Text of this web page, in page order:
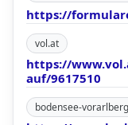
https://
vol.at
https://
auf/9617510
bodensee-